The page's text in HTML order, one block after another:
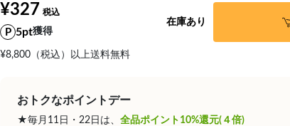
¥327
5pt獲得
¥8,800（税込）以上送料無料
在庫あり
おトクなポイントデー
★毎月11日・22日は、 全品ポイント10%還元(４倍)